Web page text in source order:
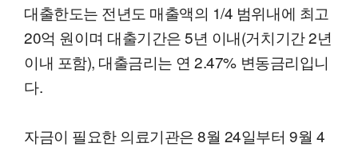
대출한도는 전년도 매출액의 1/4 범위내에 최고
20억 원이며 대출기간은 5년 이내(거치기간 2년
이내 포함), 대출금리는 연 2.47% 변동금리입니
다.
자금이 필요한 의료기관은 8월 24일부터 9월 4